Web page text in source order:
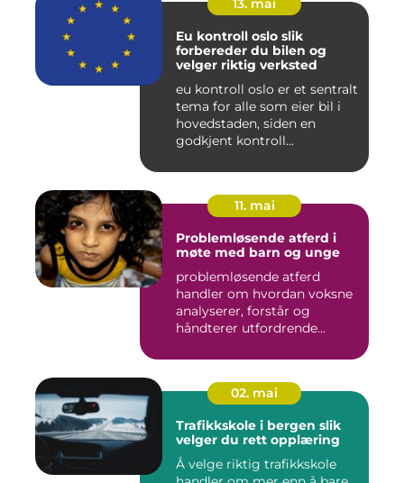
13. mai
Eu kontroll oslo slik
forbereder du bilen og
velger riktig verksted
eu kontroll oslo er et sentralt
tema for alle som eier bil i
hovedstaden, siden en
godkjent kontroll...
11. mai
Problemløsende atferd i
møte med barn og unge
problemløsende atferd
handler om hvordan voksne
analyserer, forstår og
håndterer utfordrende
02. mai
Trafikkskole i bergen slik
velger du rett opplæring
Å velge riktig trafikkskole